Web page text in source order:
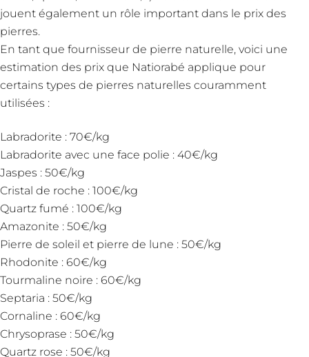
jouent également un rôle important dans le prix des
pierres.
En tant que fournisseur de pierre naturelle, voici une
estimation des prix que Natiorabé applique pour
certains types de pierres naturelles couramment
utilisées :
Labradorite : 70€/kg
Labradorite avec une face polie : 40€/kg
Jaspes : 50€/kg
Cristal de roche : 100€/kg
Quartz fumé : 100€/kg
Amazonite : 50€/kg
Pierre de soleil et pierre de lune : 50€/kg
Rhodonite : 60€/kg
Tourmaline noire : 60€/kg
Septaria : 50€/kg
Cornaline : 60€/kg
Chrysoprase : 50€/kg
Quartz rose : 50€/kg